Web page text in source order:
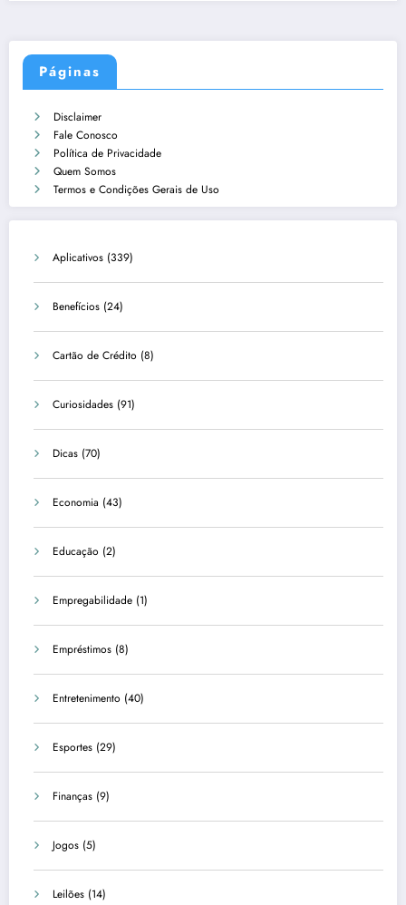
Páginas
Disclaimer
Fale Conosco
Política de Privacidade
Quem Somos
Termos e Condições Gerais de Uso
Aplicativos (339)
Benefícios (24)
Cartão de Crédito (8)
Curiosidades (91)
Dicas (70)
Economia (43)
Educação (2)
Empregabilidade (1)
Empréstimos (8)
Entretenimento (40)
Esportes (29)
Finanças (9)
Jogos (5)
Leilões (14)